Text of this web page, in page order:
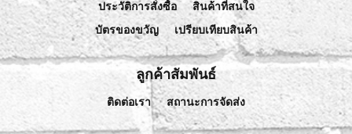
ประวัติการสั่งซื้อ
สินค้าที่สนใจ
บัตรของขวัญ
เปรียบเทียบสินค้า
ลูกค้าสัมพันธ์
ติดต่อเรา สถานะการจัดส่ง